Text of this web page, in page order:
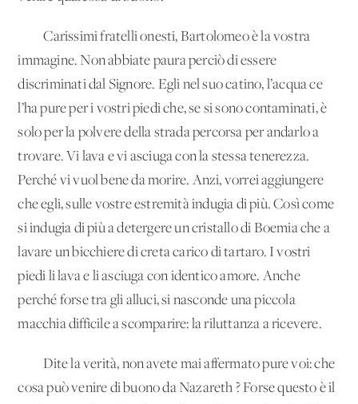
Carissimi fratelli onesti, Bartolomeo è la vostra
immagine. Non abbiate paura perciò di essere
discriminati dal Signore. Egli nel suo catino, l’acqua ce
l’ha pure per i vostri piedi che, se si sono contaminati, è
solo per la polvere della strada percorsa per andarlo a
trovare. Vi lava e vi asciuga con la stessa tenerezza.
Perché vi vuol bene da morire. Anzi, vorrei aggiungere
che egli, sulle vostre estremità indugia di più. Così come
si indugia di più a detergere un cristallo di Boemia che a
lavare un bicchiere di creta carico di tartaro. I vostri
piedi li lava e li asciuga con identico amore. Anche
perché forse tra gli alluci, si nasconde una piccola
macchia difficile a scomparire: la riluttanza a ricevere.
Dite la verità, non avete mai affermato pure voi: che
cosa può venire di buono da Nazareth ? Forse questo è il